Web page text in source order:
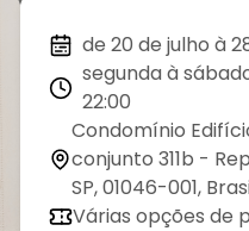
de 20 de julho à
segunda à
22:00
Condomínio
conjunto 311b -
SP, 01046-001,
Várias opções de